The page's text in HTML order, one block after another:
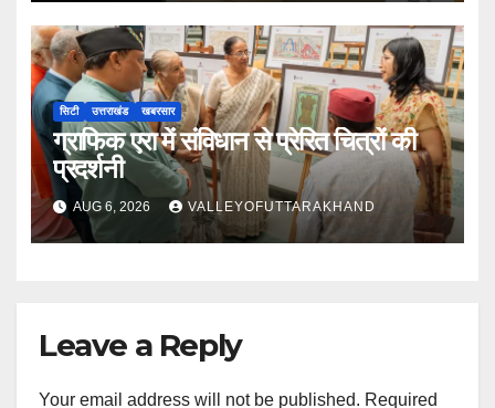
सिटी उत्तराखंड खबरसार
ग्राफिक एरा में संविधान से प्रेरित चित्रों की
प्रदर्शनी
AUG 6, 2026 VALLEYOFUTTARAKHAND
Leave a Reply
Your email address will not be published. Required